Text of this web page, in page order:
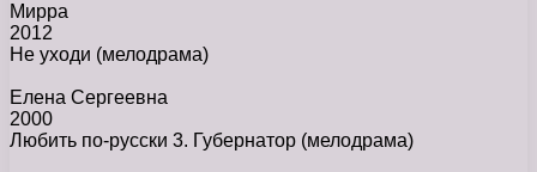
Мирра
2012
Не уходи (мелодрама)
Елена Сергеевна
2000
Любить по-русски 3. Губернатор (мелодрама)